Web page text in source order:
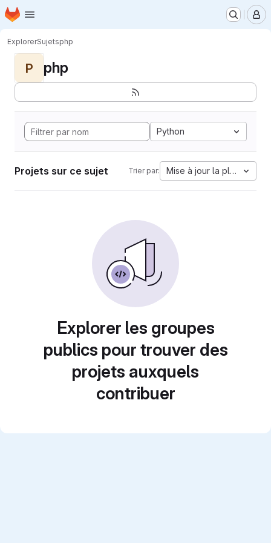
Passer au contenu principal
Page d'accueil
ExplorerSujetsphp
P php
Python
Projets sur ce sujet Trier par: Mise à jour la plus
Explorer les groupes
publics pour trouver des
projets auxquels
contribuer